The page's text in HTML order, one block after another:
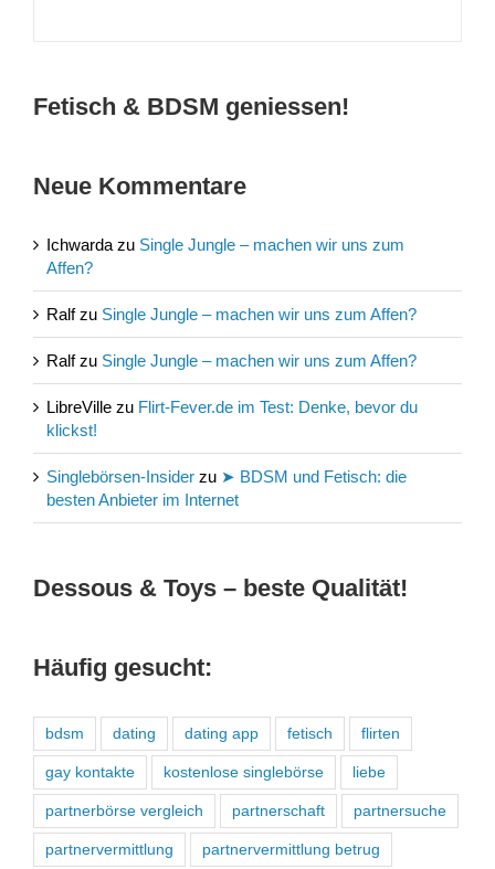
Fetisch & BDSM geniessen!
Neue Kommentare
Ichwarda zu Single Jungle – machen wir uns zum
Affen?
Ralfzu Single Jungle – machen wir uns zum Affen?
Ralfzu Single Jungle – machen wir uns zum Affen?
LibreVille zu Flirt-Fever.de im Test: Denke, bevor du
klickst!
Singlebörsen-Insider zu ➤ BDSM und Fetisch: die
besten Anbieter im Internet
Dessous & Toys – beste Qualität!
Häufig gesucht:
bdsm dating dating app fetisch flirten
gay kontakte kostenlose singlebörse liebe
partnerbörse vergleich partnerschaft partnersuche
partnervermittlung partnervermittlung betrug